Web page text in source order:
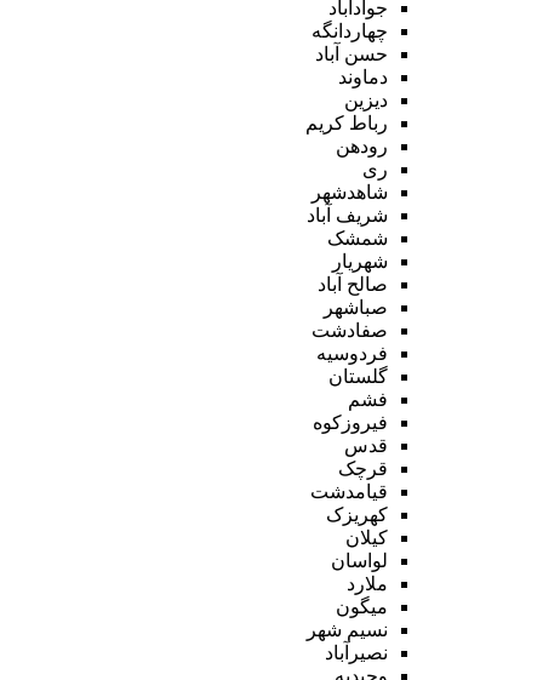
جوادآباد
چهاردانگه
حسن آباد
دماوند
دیزین
رباط کریم
رودهن
ری
شاهدشهر
شریف آباد
شمشک
شهریار
صالح آباد
صباشهر
صفادشت
فردوسیه
گلستان
فشم
فیروزکوه
قدس
قرچک
قیامدشت
کهریزک
کیلان
لواسان
ملارد
میگون
نسیم شهر
نصیرآباد
وحیدیه